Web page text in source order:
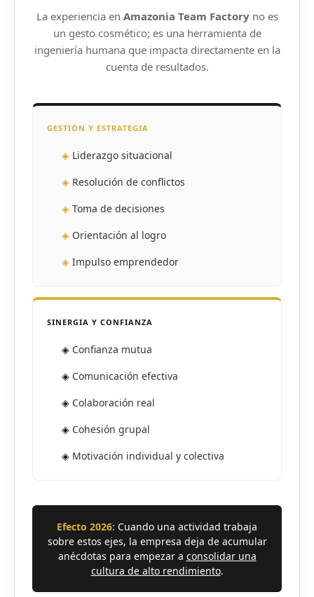
La experiencia en Amazonia Team Factoryno es
un gesto cosmético; es una herramienta de
ingeniería humana que impacta directamente en la
cuenta de resultados.
GESTIÓN Y ESTRATEGIA
◈ Liderazgo situacional
◈ Resolución de conflictos
◈ Toma de decisiones
◈ Orientación al logro
◈ Impulso emprendedor
SINERGIA Y CONFIANZA
◈ Confianza mutua
◈ Comunicación efectiva
◈ Colaboración real
◈ Cohesión grupal
◈ Motivación individual y colectiva
Efecto 2026: Cuando una actividad trabaja
sobre estos ejes, la empresa deja de acumular
anécdotas para empezar a consolidar una
cultura de alto rendimiento.